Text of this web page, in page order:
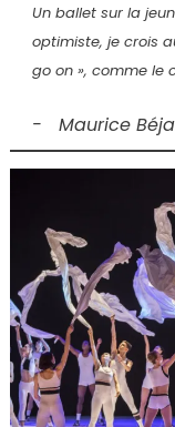
Un ballet sur la
optimiste, je crois
go on », comme le
Maurice